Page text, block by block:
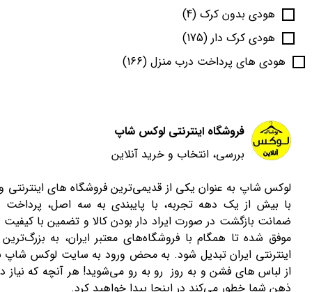
هودی بدون کرک (4)
هودی کرک دار (175)
هودی های پرداخت درب منزل (166)
فروشگاه اینترنتی لوکس شاپ
بررسی، انتخاب و خرید آنلاین
لوکس شاپ به عنوان یکی از قدیمی‌ترین فروشگاه های
با بیش از یک دهه تجربه، با پایبندی به سه اصل،
ضمانت بازگشت در صورت ایراد دار بودن کالا و تضمین با کیفیت
موفق شده تا همگام با فروشگاه‌های معتبر ایران، به
اینترنتی ایران تبدیل شود. به محض ورود به سایت لوکس شاپ
از لباس های فشن و به روز رو به رو می‌شوید! هر آنچه که نیاز
ذهن شما خطور می‌کند در اینجا پیدا خواهید کرد.